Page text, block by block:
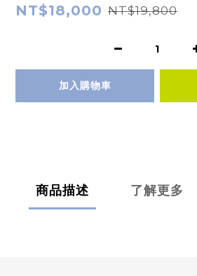
NT$18,000 NT$19,800
加入購物車
商品描述 了解更多